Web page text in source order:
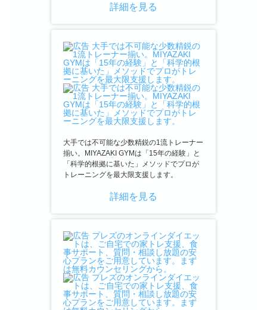
詳細を見る
大手では不可能な少数精鋭の1流トレーナー
揃い。MIYAZAKI GYMは「15年の経験」と
「科学的根拠に基いた」メソッドでプロが
トレーニングを最大限支援します。
詳細を見る